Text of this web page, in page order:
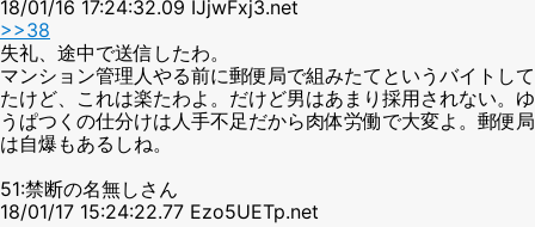
18/01/16 17:24:32.09 IJjwFxj3.net
>>38
失礼、途中で送信したわ。
マンション管理人やる前に郵便局で組みたてというバイトして
たけど、これは楽たわよ。だけど男はあまり採用されない。ゆ
うぱつくの仕分けは人手不足だから肉体労働で大変よ。郵便局
は自爆もあるしね。
51:禁断の名無しさん
18/01/17 15:24:22.77 Ezo5UETp.net